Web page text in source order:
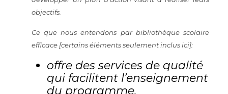
objectifs.
Ce que nous entendons par bibliothèque scolaire
efficace [certains éléments seulement inclus ici]:
offre des services de qualité
qui facilitent l’enseignement
du programme,